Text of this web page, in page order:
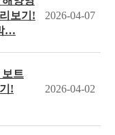
보기!
…
2026-04-07
보트
!
2026-04-02